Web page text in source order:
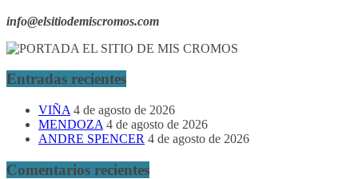
info@elsitiodemiscromos.com
Entradas recientes
VIÑA 4 de agosto de 2026
MENDOZA 4 de agosto de 2026
ANDRE SPENCER 4 de agosto de 2026
Comentarios recientes